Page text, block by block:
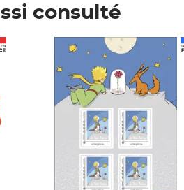
consulté
Prix 6,25€ HT